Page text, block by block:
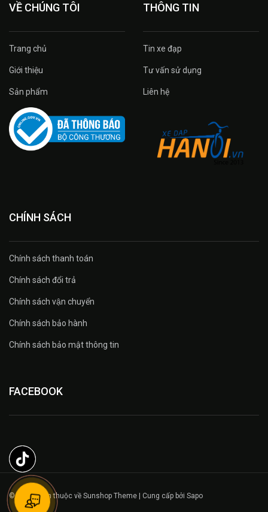
VỀ CHÚNG TÔI
Trang chủ
Giới thiệu
Sản phẩm
THÔNG TIN
Tin xe đạp
Tư vấn sử dụng
Liên hệ
CHÍNH SÁCH
Chính sách thanh toán
Chính sách đổi trả
Chính sách vận chuyển
Chính sách bảo hành
Chính sách bảo mật thông tin
FACEBOOK
© Bản quyền thuộc về Sunshop Theme | Cung cấp bởi Sapo